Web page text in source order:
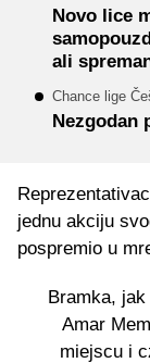
Novo lice
ali
Chance lige
Nezgodan
jednu akciju
pospremio u
Bramka, jak
Amar
miejscu i